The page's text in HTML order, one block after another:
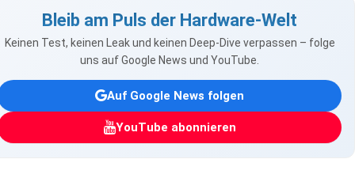
Bleib am Puls der Hardware-Welt
Keinen Test, keinen Leak und keinen Deep-Dive verpassen – folge
uns auf Google News und YouTube.
Auf Google News folgen
YouTube abonnieren